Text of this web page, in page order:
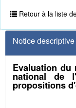
Retour à la liste
Notice descriptive
Evaluation du
national de
propositions